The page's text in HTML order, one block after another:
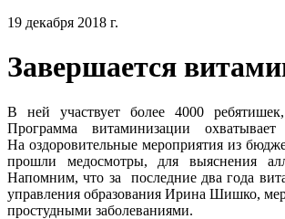
19 декабря 2018 г.
Завершается
В ней участвует более 4000
Программа витаминизации
На оздоровительные мероприятия из
прошли медосмотры, для выяснения
Напомним, что за последние два года
управления образования Ирина Шишко,
простудными заболеваниями.